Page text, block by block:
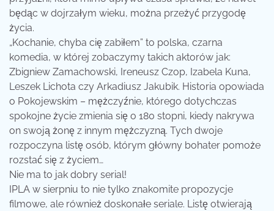
będąc w dojrzałym wieku, można przeżyć przygodę
życia.
„Kochanie, chyba cię zabiłem” to polska, czarna
komedia, w której zobaczymy takich aktorów jak:
Zbigniew Zamachowski, Ireneusz Czop, Izabela Kuna,
Leszek Lichota czy Arkadiusz Jakubik. Historia opowiada
o Pokojewskim – mężczyźnie, którego dotychczas
spokojne życie zmienia się o 180 stopni, kiedy nakrywa
on swoją żonę z innym mężczyzną. Tych dwoje
rozpoczyna listę osób, którym główny bohater pomoże
rozstać się z życiem…
Nie ma to jak dobry serial!
IPLA w sierpniu to nie tylko znakomite propozycje
filmowe, ale również doskonałe seriale. Listę otwierają